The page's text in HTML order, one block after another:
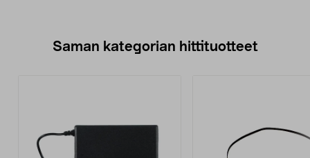
Saman kategorian hittituotteet